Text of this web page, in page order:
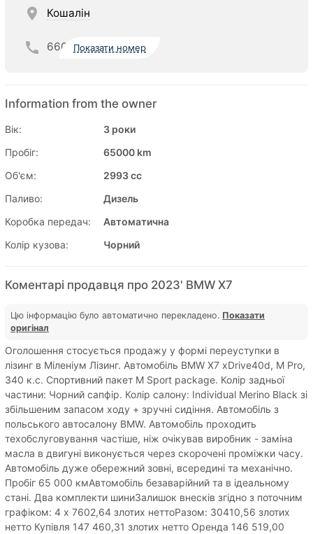
Кошалін
660 Показати номер
Information from the owner
Вік:
3 роки
Пробіг:
65000 km
Об'єм:
2993 cc
Паливо:
Дизель
Коробка передач:
Автоматична
Колір кузова:
Чорний
Коментарі продавця про 2023' BMW X7
Цю інформацію було автоматично перекладено. Показати
оригінал
Оголошення стосується продажу у формі переуступки в
лізинг в Міленіум Лізинг. Автомобіль BMW X7 xDrive40d, M Pro,
340 к.с. Спортивний пакет M Sport package. Колір задньої
частини: Чорний сапфір. Колір салону: Individual Merino Black зі
збільшеним запасом ходу + зручні сидіння. Автомобіль з
польського автосалону BMW. Автомобіль проходить
техобслуговування частіше, ніж очікував виробник - заміна
масла в двигуні виконується через скорочені проміжки часу.
Автомобіль дуже обережний зовні, всередині та механічно.
Пробіг 65 000 кмАвтомобіль безаварійний та в ідеальному
стані. Два комплекти шиниЗалишок внесків згідно з поточним
графіком: 4 х 7602,64 злотих неттоРазом: 30410,56 злотих
нетто Купівля 147 460,31 злотих нетто Оренда 146 519,00